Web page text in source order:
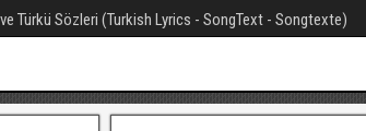
ve Türkü Sözleri (Turkish Lyrics - SongText - Songtexte)